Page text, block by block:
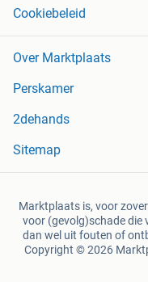
Cookiebeleid
Over Marktplaats
Perskamer
2dehands
Sitemap
Marktplaats is, voor
voor (gevolg)schade die
dan wel uit fouten of
Copyright © 2026